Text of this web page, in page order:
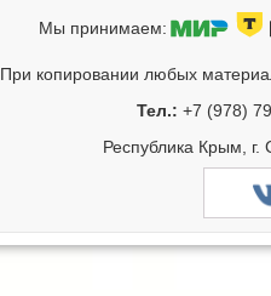
Мы принимаем:
При копировании любых
Тел.: +7 (978)
Республика Крым,